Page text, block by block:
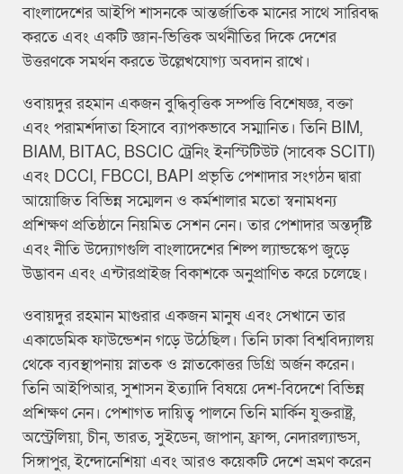
বাংলাদেশের আইপি শাসনকে আন্তর্জাতিক মানের সাথে সারিবদ্ধ
করতে এবং একটি জ্ঞান-ভিত্তিক অর্থনীতির দিকে দেশের
উত্তরণকে সমর্থন করতে উল্লেখযোগ্য অবদান রাখে।
ওবায়দুর রহমান একজন বুদ্ধিবৃত্তিক সম্পত্তি বিশেষজ্ঞ, বক্তা
এবং পরামর্শদাতা হিসাবে ব্যাপকভাবে সম্মানিত। তিনি BIM,
BIAM, BITAC, BSCIC ট্রেনিং ইনস্টিটিউট (সাবেক SCITI)
এবং DCCI, FBCCI, BAPI প্রভৃতি পেশাদার সংগঠন দ্বারা
আয়োজিত বিভিন্ন সম্মেলন ও কর্মশালার মতো স্বনামধন্য
প্রশিক্ষণ প্রতিষ্ঠানে নিয়মিত সেশন নেন। তার পেশাদার অন্তর্দৃষ্টি
এবং নীতি উদ্যোগগুলি বাংলাদেশের শিল্প ল্যান্ডস্কেপ জুড়ে
উদ্ভাবন এবং এন্টারপ্রাইজ বিকাশকে অনুপ্রাণিত করে চলেছে।
ওবায়দুর রহমান মাগুরার একজন মানুষ এবং সেখানে তার
একাডেমিক ফাউন্ডেশন গড়ে উঠেছিল। তিনি ঢাকা বিশ্ববিদ্যালয়
থেকে ব্যবস্থাপনায় স্নাতক ও স্নাতকোত্তর ডিগ্রি অর্জন করেন।
তিনি আইপিআর, সুশাসন ইত্যাদি বিষয়ে দেশ-বিদেশে বিভিন্ন
প্রশিক্ষণ নেন। পেশাগত দায়িত্ব পালনে তিনি মার্কিন যুক্তরাষ্ট্র,
অস্ট্রেলিয়া, চীন, ভারত, সুইডেন, জাপান, ফ্রান্স, নেদারল্যান্ডস,
সিঙ্গাপুর, ইন্দোনেশিয়া এবং আরও কয়েকটি দেশে ভ্রমণ করেন